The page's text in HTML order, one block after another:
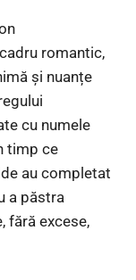
romantic,
și nuanțe
cu numele
timp ce
au completat
a păstra
fără excese,